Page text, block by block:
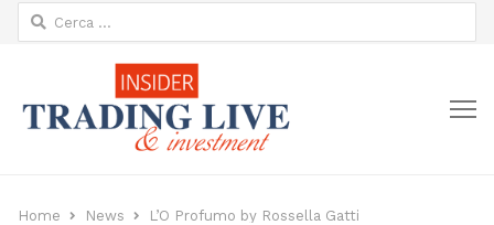
Ricerca
per:
Home News L’O Profumo by Rossella Gatti